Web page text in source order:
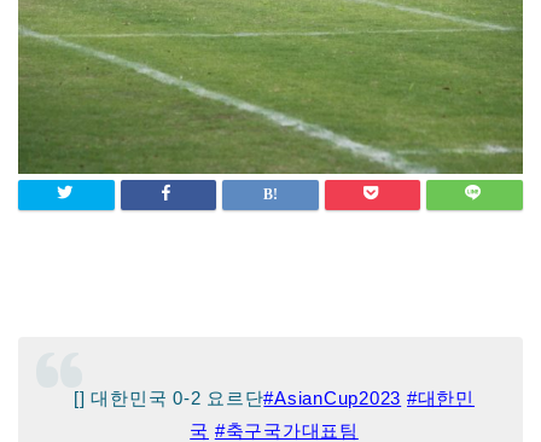
[] 대한민국 0-2 요르단#AsianCup2023 #대한민
국 #축구국가대표팀